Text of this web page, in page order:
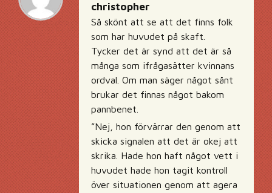
christopher
Så skönt att se att det finns folk
som har huvudet på skaft.
Tycker det är synd att det är så
många som ifrågasätter kvinnans
ordval. Om man säger något sånt
brukar det finnas något bakom
pannbenet.
”Nej, hon förvärrar den genom att
skicka signalen att det är okej att
skrika. Hade hon haft något vett i
huvudet hade hon tagit kontroll
över situationen genom att agera